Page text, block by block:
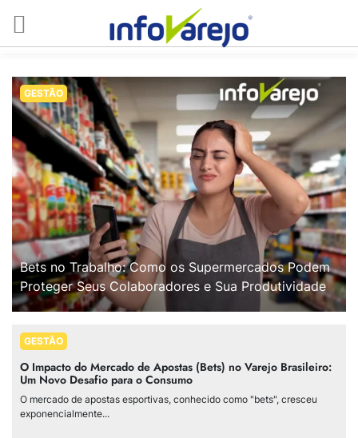
GESTÃO
Bets no Trabalho: Como os Supermercados Podem
Proteger Seus Colaboradores e Sua Produtividade
GESTÃO
O Impacto do Mercado de Apostas (Bets) no Varejo Brasileiro:
Um Novo Desafio para o Consumo
O mercado de apostas esportivas, conhecido como "bets", cresceu
exponencialmente...